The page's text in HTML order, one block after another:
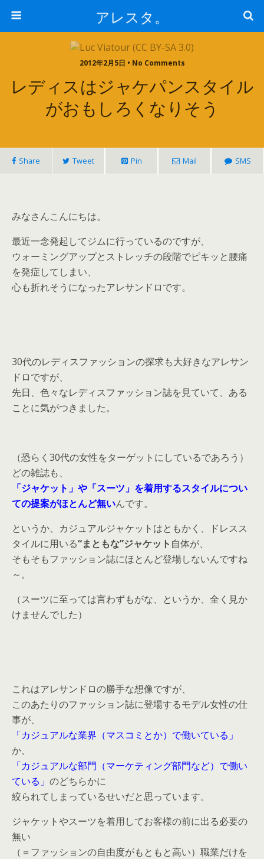
アレスタ。
2012年2月5日 • No Comments
レディスはジャケパンスタイル
がおもしろくなりそう
Share Tweet Pin Mail SMS
みなさんこんにちは。
最近一念発起してジムに行っているのですが、
ウォーミングアップとストレッチの段階でピキッと腰痛
を発症してしまい、
心も折れそうになったアレサンドロです。
30代のレディスファッションの探求も大好きなアレサン
ドロですが、
先日、色々なレディスファッション誌を見ていて、ある
ことに気がつきました。
（恐らく30代の女性をターゲットにしているであろう）
どの雑誌も、
「ジャケット」や「スーツ」を着用するスタイルについ
ての提案がほとんど無いんです。
というか、カジュアルジャケットはともかく、ドレスス
タイルに用いる“まともな”ジャケット 自体が、
そもそもファッション誌にほとんど登場しないんですね
～。
（スーツに至っては言わずもがな、というか、全く見か
けませんでした）
これはアレサンドロの勝手な想像ですが、
このあたりのファッション誌に登場するモデル女性の仕
事が、
「カジュアルな業界（マスコミとか）で働いている」
か、
「カジュアルな部門（マーケティング部門など）で働い
ている」 のどちらかに
絞られてしまっているせいだと思っています。
ジャケットやスーツを着用してお客様の前に出る必要の
無い
（＝ファッションの自由度がもともと高い）職業だけを